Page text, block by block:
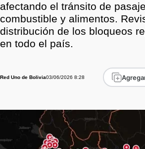
afectando el tránsito de
combustible y alimentos.
distribución de los bloqueos
en todo el país.
Red Uno de Bolivia03/06/2026 8:28